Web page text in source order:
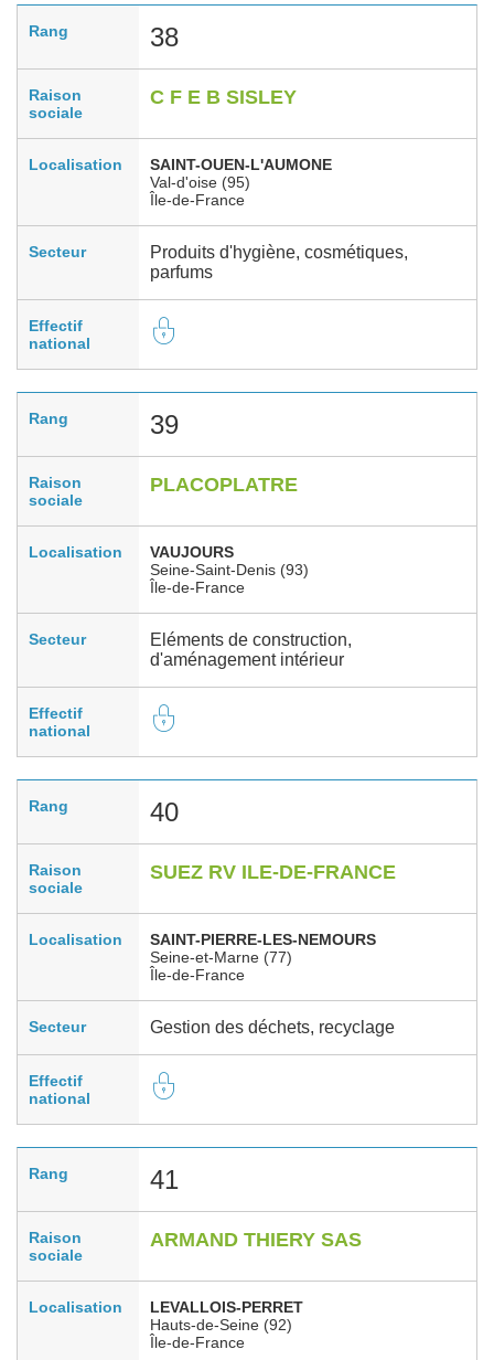
Rang 38
Raison
sociale
C F E B SISLEY
Localisation
SAINT-OUEN-L'AUMONE
Val-d'oise (95)
Île-de-France
Secteur
Produits d'hygiène, cosmétiques,
parfums
Effectif
national
Rang 39
Raison
sociale
PLACOPLATRE
Localisation
VAUJOURS
Seine-Saint-Denis (93)
Île-de-France
Secteur
Eléments de construction,
d'aménagement intérieur
Effectif
national
Rang 40
Raison
sociale
SUEZ RV ILE-DE-FRANCE
Localisation
SAINT-PIERRE-LES-NEMOURS
Seine-et-Marne (77)
Île-de-France
Secteur Gestion des déchets, recyclage
Effectif
national
Rang 41
Raison
sociale
ARMAND THIERY SAS
Localisation
LEVALLOIS-PERRET
Hauts-de-Seine (92)
Île-de-France